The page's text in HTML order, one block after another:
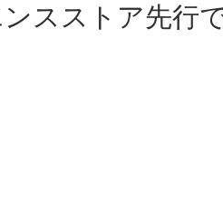
スストア先行